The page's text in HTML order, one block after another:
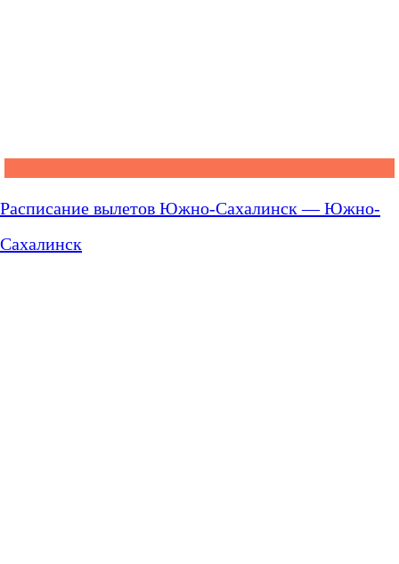
Расписание вылетов Южно-Сахалинск — Южно-
Сахалинск